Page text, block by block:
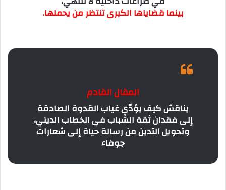
بينما قضاياها الكبرى تنتظر من يحملها.
المقال القادم
يناقش كيف يؤدّي غياب القدوة الصادقة
إلى فقدان ثقة الشباب في الخطاب الديني،
وتحويل التدين من رسالة حياة إلى شعارات
جوفاء